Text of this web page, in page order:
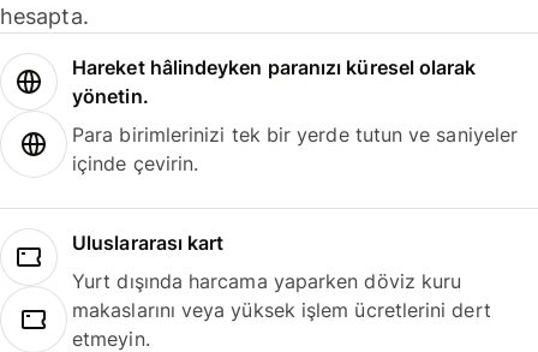
hesapta.
Hareket hâlindeyken paranızı küresel olarak
yönetin.
Para birimlerinizi tek bir yerde tutun ve saniyeler
içinde çevirin.
Uluslararası kart
Yurt dışında harcama yaparken döviz kuru
makaslarını veya yüksek işlem ücretlerini dert
etmeyin.